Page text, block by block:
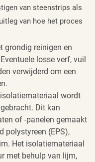
van steenstrips als
van hoe het proces
grondig reinigen en
losse verf, vuil
verwijderd om een
wordt
Dit kan
of -panelen gemaakt
polystyreen (EPS),
Het isolatiemateriaal
met behulp van lijm,